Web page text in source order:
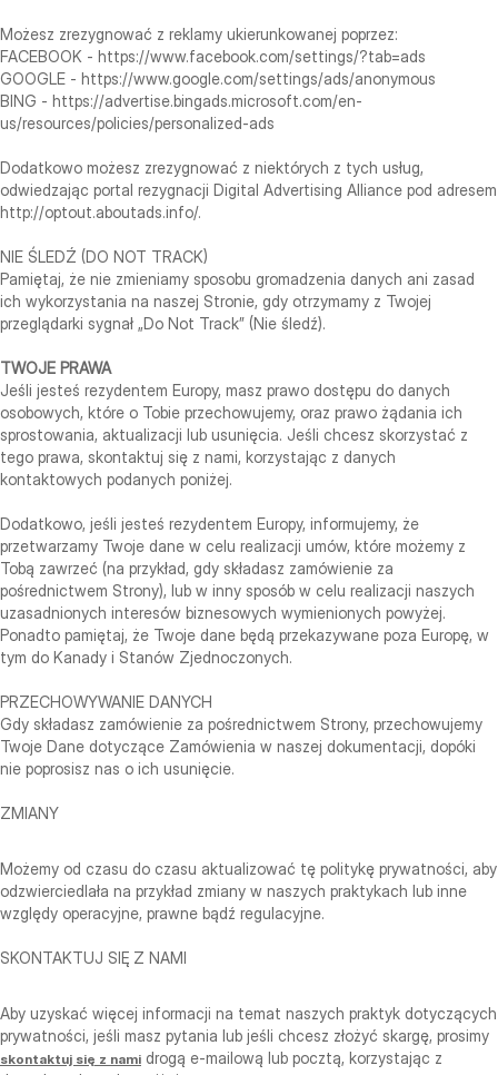
Możesz zrezygnować z reklamy ukierunkowanej poprzez:
FACEBOOK - https://www.facebook.com/settings/?tab=ads
GOOGLE - https://www.google.com/settings/ads/anonymous
BING - https://advertise.bingads.microsoft.com/en-
us/resources/policies/personalized-ads
Dodatkowo możesz zrezygnować z niektórych z tych usług,
odwiedzając portal rezygnacji Digital Advertising Alliance pod adresem
http://optout.aboutads.info/.
NIE ŚLEDŹ (DO NOT TRACK)
Pamiętaj, że nie zmieniamy sposobu gromadzenia danych ani zasad
ich wykorzystania na naszej Stronie, gdy otrzymamy z Twojej
przeglądarki sygnał „Do Not Track” (Nie śledź).
TWOJE PRAWA
Jeśli jesteś rezydentem Europy, masz prawo dostępu do danych
osobowych, które o Tobie przechowujemy, oraz prawo żądania ich
sprostowania, aktualizacji lub usunięcia. Jeśli chcesz skorzystać z
tego prawa, skontaktuj się z nami, korzystając z danych
kontaktowych podanych poniżej.
Dodatkowo, jeśli jesteś rezydentem Europy, informujemy, że
przetwarzamy Twoje dane w celu realizacji umów, które możemy z
Tobą zawrzeć (na przykład, gdy składasz zamówienie za
pośrednictwem Strony), lub w inny sposób w celu realizacji naszych
uzasadnionych interesów biznesowych wymienionych powyżej.
Ponadto pamiętaj, że Twoje dane będą przekazywane poza Europę, w
tym do Kanady i Stanów Zjednoczonych.
PRZECHOWYWANIE DANYCH
Gdy składasz zamówienie za pośrednictwem Strony, przechowujemy
Twoje Dane dotyczące Zamówienia w naszej dokumentacji, dopóki
nie poprosisz nas o ich usunięcie.
ZMIANY
Możemy od czasu do czasu aktualizować tę politykę prywatności, aby
odzwierciedlała na przykład zmiany w naszych praktykach lub inne
względy operacyjne, prawne bądź regulacyjne.
SKONTAKTUJ SIĘ Z NAMI
Aby uzyskać więcej informacji na temat naszych praktyk dotyczących
prywatności, jeśli masz pytania lub jeśli chcesz złożyć skargę, prosimy
skontaktuj się z nami drogą e‑mailową lub pocztą, korzystając z